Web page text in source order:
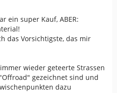
ein super Kauf, ABER:
das Vorsichtigste, das mir
wieder geteerte Strassen
gezeichnet sind und
dazu